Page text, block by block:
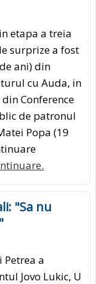
etapa a treia
surprize a fost
ani) din
cu Auda, in
Conference
de patronul
Popa (19
"Sa nu
Petrea a
Jovo Lukic, U